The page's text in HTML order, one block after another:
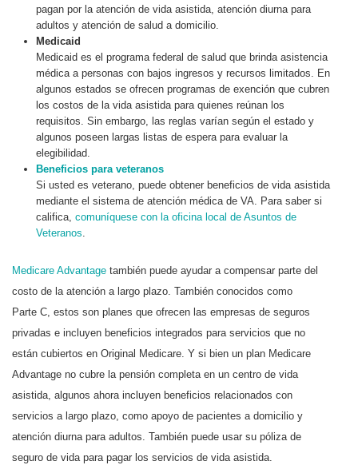
pagan por la atención de vida asistida, atención diurna para
adultos y atención de salud a domicilio.
Medicaid
Medicaid es el programa federal de salud que brinda asistencia
médica a personas con bajos ingresos y recursos limitados. En
algunos estados se ofrecen programas de exención que cubren
los costos de la vida asistida para quienes reúnan los
requisitos. Sin embargo, las reglas varían según el estado y
algunos poseen largas listas de espera para evaluar la
elegibilidad.
Beneficios para veteranos
Si usted es veterano, puede obtener beneficios de vida asistida
mediante el sistema de atención médica de VA. Para saber si
califica,comuníquese con la oficina local de Asuntos de
Veteranos
Medicare Advantage también puede ayudar a compensar parte del
costo de la atención a largo plazo. También conocidos como
Parte C, estos son planes que ofrecen las empresas de seguros
privadas e incluyen beneficios integrados para servicios que no
están cubiertos en Original Medicare. Y si bien un plan Medicare
Advantage no cubre la pensión completa en un centro de vida
asistida, algunos ahora incluyen beneficios relacionados con
servicios a largo plazo, como apoyo de pacientes a domicilio y
atención diurna para adultos. También puede usar su póliza de
seguro de vida para pagar los servicios de vida asistida.